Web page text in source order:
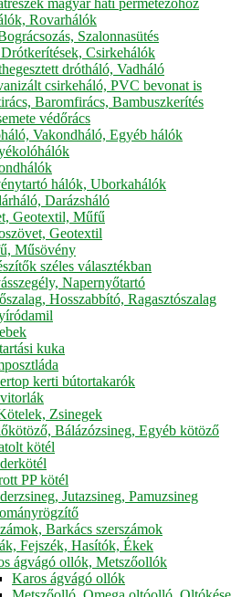
Rovarhálók
Szalonnasütés
Csirkehálók
drótháló, Vadháló
csirkeháló, PVC bevonat is
Baromfirács, Bambuszkerítés
védőrács
Vakondháló, Egyéb hálók
hálók, Uborkahálók
Darázsháló
Geotextil, Műfű
Geotextil
Műsövény
széles választékban
Napernyőtartó
Hosszabbító, Ragasztószalag
kuka
kerti bútortakarók
Zsinegek
Bálázózsineg, Egyéb kötöző
kötél
PP kötél
Jutazsineg, Pamuzsineg
Barkács szerszámok
Fejszék, Hasítók, Ékek
ágvágó ollók, Metszőollók
Karos ágvágó ollók